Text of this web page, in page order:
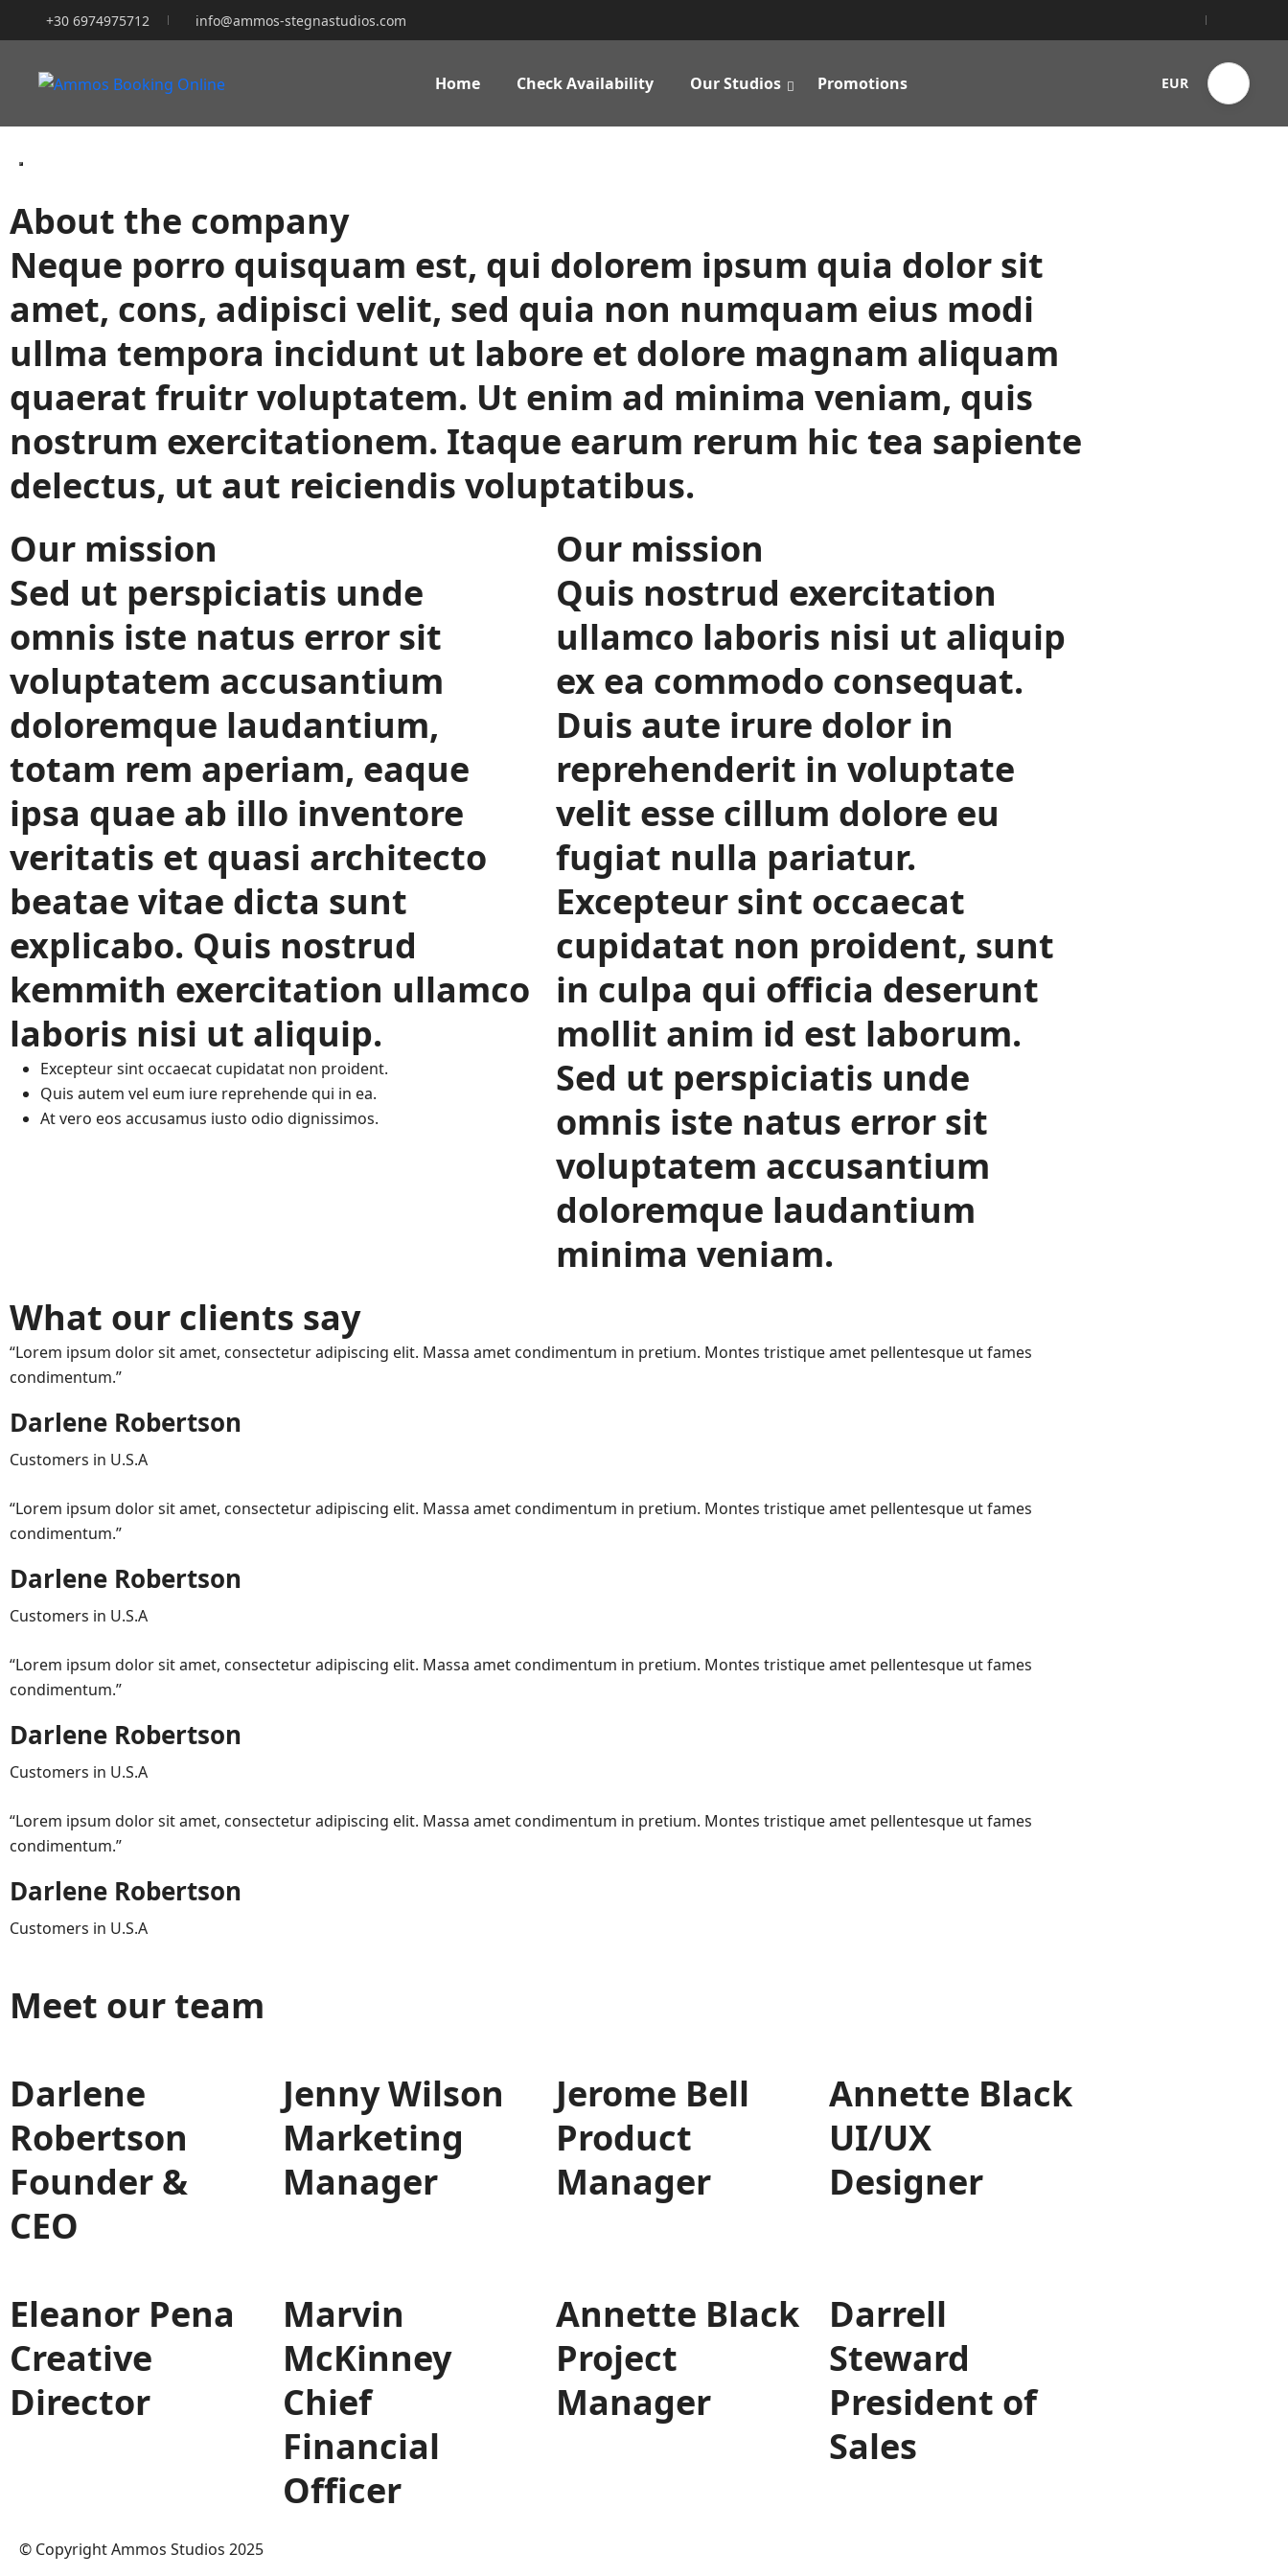
+30 6974975712 info@ammos-stegnastudios.com
Home Check Availability Our Studios Promotions EUR
About the company
Neque porro quisquam est, qui dolorem ipsum quia dolor sit
amet, cons, adipisci velit, sed quia non numquam eius modi
ullma tempora incidunt ut labore et dolore magnam aliquam
quaerat fruitr voluptatem. Ut enim ad minima veniam, quis
nostrum exercitationem. Itaque earum rerum hic tea sapiente
delectus, ut aut reiciendis voluptatibus.
Our mission
Sed ut perspiciatis unde
omnis iste natus error sit
voluptatem accusantium
doloremque laudantium,
totam rem aperiam, eaque
ipsa quae ab illo inventore
veritatis et quasi architecto
beatae vitae dicta sunt
explicabo. Quis nostrud
kemmith exercitation ullamco
laboris nisi ut aliquip.
Excepteur sint occaecat cupidatat non proident.
Quis autem vel eum iure reprehende qui in ea.
At vero eos accusamus iusto odio dignissimos.
Our mission
Quis nostrud exercitation
ullamco laboris nisi ut aliquip
ex ea commodo consequat.
Duis aute irure dolor in
reprehenderit in voluptate
velit esse cillum dolore eu
fugiat nulla pariatur.
Excepteur sint occaecat
cupidatat non proident, sunt
in culpa qui officia deserunt
mollit anim id est laborum.
Sed ut perspiciatis unde
omnis iste natus error sit
voluptatem accusantium
doloremque laudantium
minima veniam.
What our clients say
“Lorem ipsum dolor sit amet, consectetur adipiscing elit. Massa amet condimentum in pretium. Montes tristique amet pellentesque ut fames
condimentum.”
Darlene Robertson
Customers in U.S.A
“Lorem ipsum dolor sit amet, consectetur adipiscing elit. Massa amet condimentum in pretium. Montes tristique amet pellentesque ut fames
condimentum.”
Darlene Robertson
Customers in U.S.A
“Lorem ipsum dolor sit amet, consectetur adipiscing elit. Massa amet condimentum in pretium. Montes tristique amet pellentesque ut fames
condimentum.”
Darlene Robertson
Customers in U.S.A
“Lorem ipsum dolor sit amet, consectetur adipiscing elit. Massa amet condimentum in pretium. Montes tristique amet pellentesque ut fames
condimentum.”
Darlene Robertson
Customers in U.S.A
Meet our team
Darlene
Robertson
Founder &
CEO
Jenny Wilson
Marketing
Manager
Jerome Bell
Product
Manager
Annette Black
UI/UX
Designer
Eleanor Pena
Creative
Director
Marvin
McKinney
Chief
Financial
Officer
Annette Black
Project
Manager
Darrell
Steward
President of
Sales
© Copyright Ammos Studios 2025